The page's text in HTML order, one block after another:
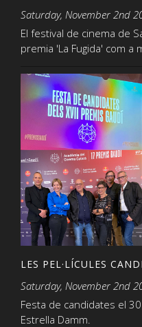
Saturday, November 2nd
El festival de cinema de
premia 'La Fugida' com a
LES PEL·LÍCULES
Saturday, November 2nd
Festa de candidates el 30
Estrella Damm.